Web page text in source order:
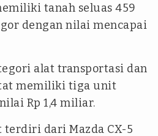
tanah seluas 459
dengan nilai mencapai
alat transportasi dan
memiliki tiga unit
Rp 1,4 miliar.
terdiri dari Mazda CX-5